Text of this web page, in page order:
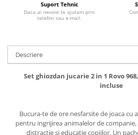
Suport Tehnic
Daca ai nevoie te ajutam prin
telefon sau e-mail.
Descriere
Set ghiozdan jucarie 2 in 1 Rovo
incluse
Bucura-te de ore nesfarsite de joaca cu
pentru ingrijirea animalelor de
distractie si educatie copiilor. Un